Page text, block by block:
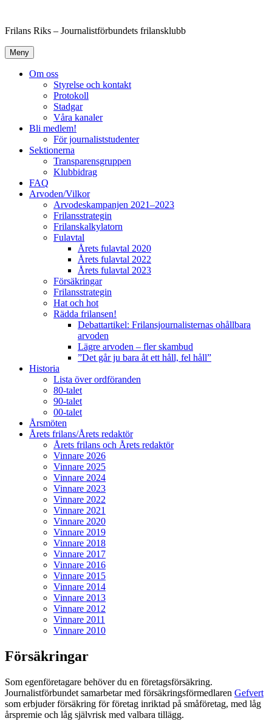
innehåll
Frilans Riks – Journalistförbundets frilansklubb
Meny
Om oss
Styrelse och kontakt
Protokoll
Stadgar
Våra kanaler
Bli medlem!
För journaliststudenter
Sektionerna
Transparensgruppen
Klubbidrag
FAQ
Arvoden/Vilkor
Arvodeskampanjen 2021–2023
Frilansstrategin
Frilanskalkylatorn
Fulavtal
Årets fulavtal 2020
Årets fulavtal 2022
Årets fulavtal 2023
Försäkringar
Frilansstrategin
Hat och hot
Rädda frilansen!
Debattartikel: Frilansjournalisternas ohållbara
arvoden
Lägre arvoden – fler skambud
”Det går ju bara åt ett håll, fel håll”
Historia
Lista över ordföranden
80-talet
90-talet
00-talet
Årsmöten
Årets frilans/Årets redaktör
Årets frilans och Årets redaktör
Vinnare 2026
Vinnare 2025
Vinnare 2024
Vinnare 2023
Vinnare 2022
Vinnare 2021
Vinnare 2020
Vinnare 2019
Vinnare 2018
Vinnare 2017
Vinnare 2016
Vinnare 2015
Vinnare 2014
Vinnare 2013
Vinnare 2012
Vinnare 2011
Vinnare 2010
Försäkringar
Som egenföretagare behöver du en företagsförsäkring.
Journalistförbundet samarbetar med försäkringsförmedlaren Gefvert
som erbjuder försäkring för företag inriktad på småföretag, med låg
årspremie och låg självrisk med valbara tillägg.